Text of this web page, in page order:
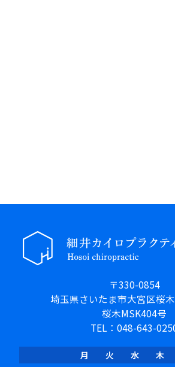
〒330-0854
埼玉県さいたま市大宮区桜
桜木MSK404号
TEL：048-643-
月 火 水 木